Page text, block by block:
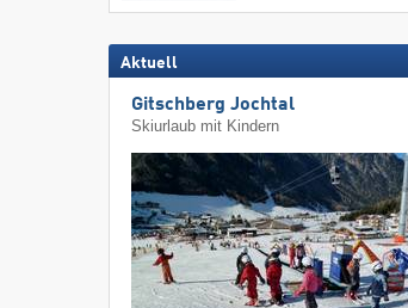
Aktuell
Gitschberg Jochtal
Skiurlaub mit Kindern